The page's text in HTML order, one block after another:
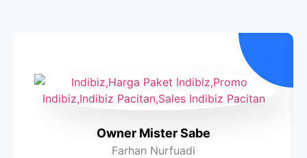
Owner Mister Sabe
Farhan Nurfuadi